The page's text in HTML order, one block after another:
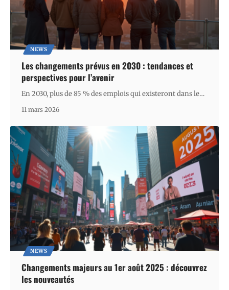
NEWS
Les changements prévus en 2030 : tendances et
perspectives pour l’avenir
En 2030, plus de 85 % des emplois qui existeront dans le…
11 mars 2026
NEWS
Changements majeurs au 1er août 2025 : découvrez
les nouveautés